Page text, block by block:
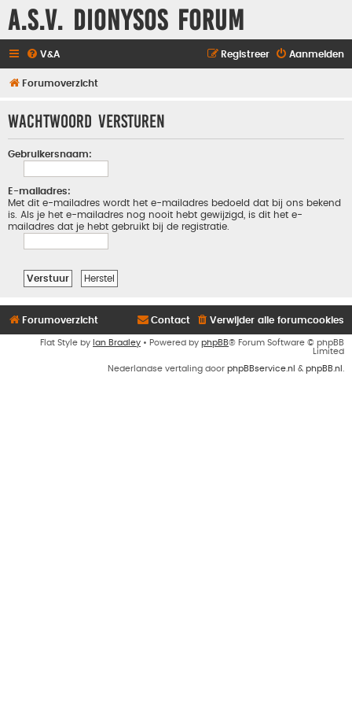
A.S.V. Dionysos Forum
V&A Aanmelden
Registreer
Forumoverzicht
Wachtwoord versturen
Gebruikersnaam:
E-mailadres:
Met dit e-mailadres wordt het e-mailadres bedoeld dat bij ons bekend
is. Als je het e-mailadres nog nooit hebt gewijzigd, is dit het e-
mailadres dat je hebt gebruikt bij de registratie.
Forumoverzicht Verwijder alle forumcookies
Contact
Flat Style by Ian Bradley • Powered by phpBB® Forum Software © phpBB
Limited
Nederlandse vertaling door phpBBservice.nl & phpBB.nl .